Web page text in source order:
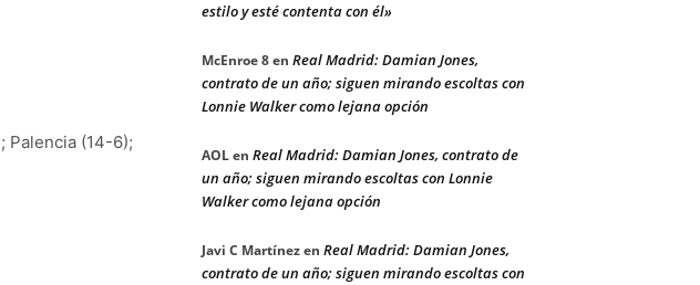
Palencia (14-6);
estilo y esté contenta con él»
McEnroe 8en Real Madrid: Damian Jones,
contrato de un año; siguen mirando escoltas con
Lonnie Walker como lejana opción
AOLen Real Madrid: Damian Jones, contrato de
un año; siguen mirando escoltas con Lonnie
Walker como lejana opción
Javi C Martínezen Real Madrid: Damian Jones,
contrato de un año; siguen mirando escoltas con